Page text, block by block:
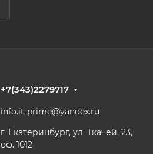
+7(343)2279717
info.it-prime@yandex.ru
г. Екатеринбург, ул. Ткачей, 23,
оф. 1012